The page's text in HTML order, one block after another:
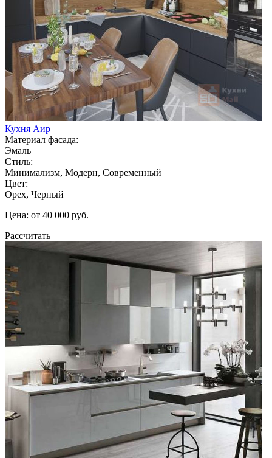
Кухня Аир
Материал фасада:
Эмаль
Стиль:
Минимализм, Модерн, Современный
Цвет:
Орех, Черный
Цена: от 40 000 руб.
Рассчитать